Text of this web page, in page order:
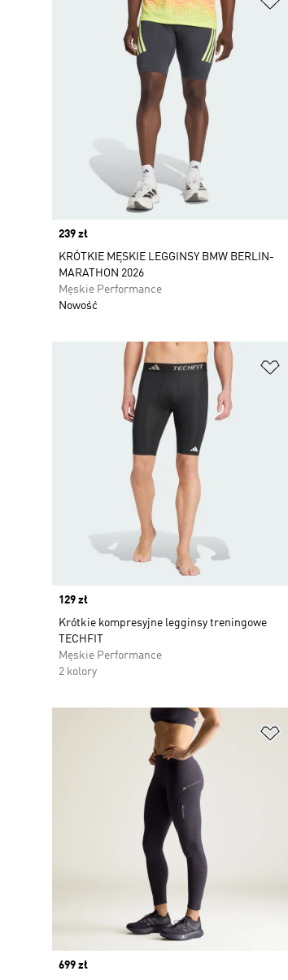
Price
239 zł
KRÓTKIE MĘSKIE LEGGINSY BMW BERLIN-
MARATHON 2026
Męskie Performance
Nowość
Price
129 zł
Krótkie kompresyjne legginsy treningowe
TECHFIT
Męskie Performance
2 kolory
Price
699 zł